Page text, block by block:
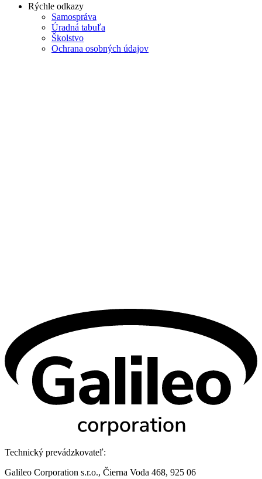
Rýchle odkazy
Samospráva
Úradná tabuľa
Školstvo
Ochrana osobných údajov
Technický prevádzkovateľ:
Galileo Corporation s.r.o., Čierna Voda 468, 925 06